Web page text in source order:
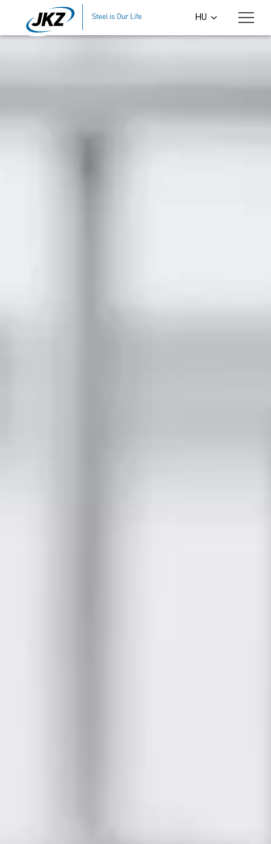
Skip to main content
HU